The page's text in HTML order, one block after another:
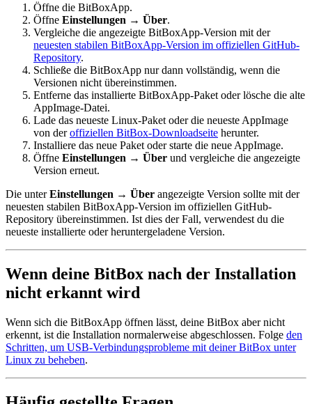
Öffne die BitBoxApp.
Öffne Einstellungen → Über.
Vergleiche die angezeigte BitBoxApp-Version mit der
neuesten stabilen BitBoxApp-Version im offiziellen GitHub-
Repository.
Schließe die BitBoxApp nur dann vollständig, wenn die
Versionen nicht übereinstimmen.
Entferne das installierte BitBoxApp-Paket oder lösche die alte
AppImage-Datei.
Lade das neueste Linux-Paket oder die neueste AppImage
von deroffiziellen BitBox-Downloadseite herunter.
Installiere das neue Paket oder starte die neue AppImage.
Öffne Einstellungen → Über und vergleiche die angezeigte
Version erneut.
Die unterEinstellungen → Über angezeigte Version sollte mit der
neuesten stabilen BitBoxApp-Version im offiziellen GitHub-
Repository übereinstimmen. Ist dies der Fall, verwendest du die
neueste installierte oder heruntergeladene Version.
Wenn deine BitBox nach der Installation
nicht erkannt wird
Wenn sich die BitBoxApp öffnen lässt, deine BitBox aber nicht
erkennt, ist die Installation normalerweise abgeschlossen. Folge den
Schritten, um USB-Verbindungsprobleme mit deiner BitBox unter
Linux zu beheben.